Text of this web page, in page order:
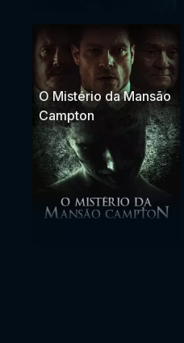
O Mistério da Mansão
Campton